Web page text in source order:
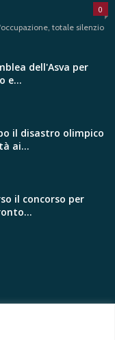
0
totale silenzio
dell'Asva per
e...
il disastro olimpico
ai...
il concorso per
stampa